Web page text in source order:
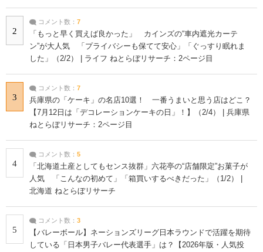
2
コメント数： 7
「もっと早く買えば良かった」 カインズの“車内遮光カーテ
ン”が大人気 「プライバシーも保てて安心」「ぐっすり眠れま
した」（2/2） | ライフ ねとらぼリサーチ：2ページ目
3
コメント数： 7
兵庫県の「ケーキ」の名店10選！ 一番うまいと思う店はどこ？
【7月12日は「デコレーションケーキの日」！】（2/4） | 兵庫県
ねとらぼリサーチ：2ページ目
4
コメント数： 5
「北海道土産としてもセンス抜群」六花亭の“店舗限定”お菓子が
人気 「こんなの初めて」「箱買いするべきだった」（1/2） |
北海道 ねとらぼリサーチ
5
コメント数： 3
【バレーボール】ネーションズリーグ日本ラウンドで活躍を期待
している「日本男子バレー代表選手」は？【2026年版・人気投